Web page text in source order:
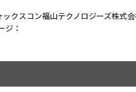
クスコン福山テクノロジーズ株式
ジ：